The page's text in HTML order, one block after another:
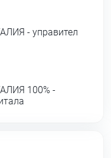
- управител
100% -